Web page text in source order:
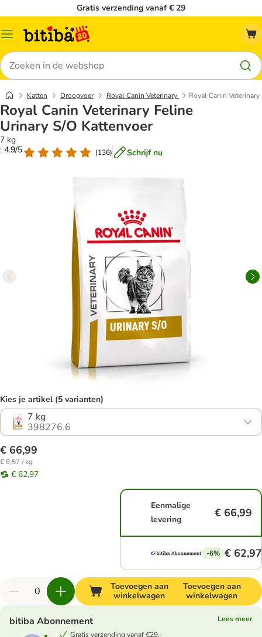
Gratis verzending vanaf € 29
Catalogusmenu
Zoeken
Katten Droogvoer Royal Canin Veterinary Royal Canin
Royal Canin Veterinary Feline
Urinary S/O Kattenvoer
7 kg
: 4.9/5
(136) Schrijf nu
Kies je artikel (5 varianten)
7 kg
398276.6
€ 66,99
€ 9,57 / kg
€ 62,97
Eenmalige
levering
€ 66,99
-6% € 62,97
Toevoegen aan
winkelwagen
Toevoegen aan
winkelwagen
bitiba Abonnement
Lees meer
Gratis verzending vanaf €29,-